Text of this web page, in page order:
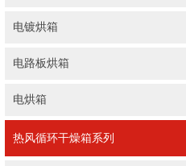
电镀烘箱
电路板烘箱
电烘箱
热风循环干燥箱系列